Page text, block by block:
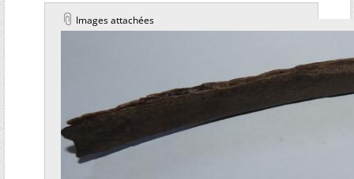
Images attachées